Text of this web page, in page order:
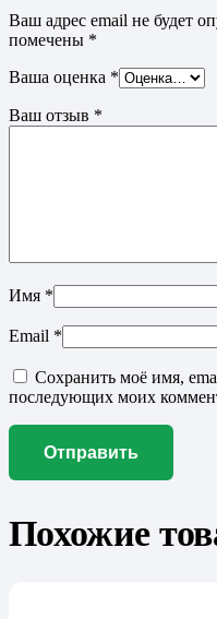
Ваш адрес email не будет
помечены *
Ваша оценка *
Ваш отзыв *
Имя *
Email *
Сохранить моё имя,
последующих моих
Похожие